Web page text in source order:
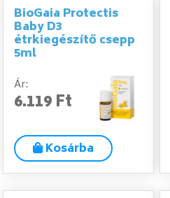
BioGaia Protectis
Baby D3
étrkiegészítő csepp
5ml
Ár:
6.119 Ft
Kosárba